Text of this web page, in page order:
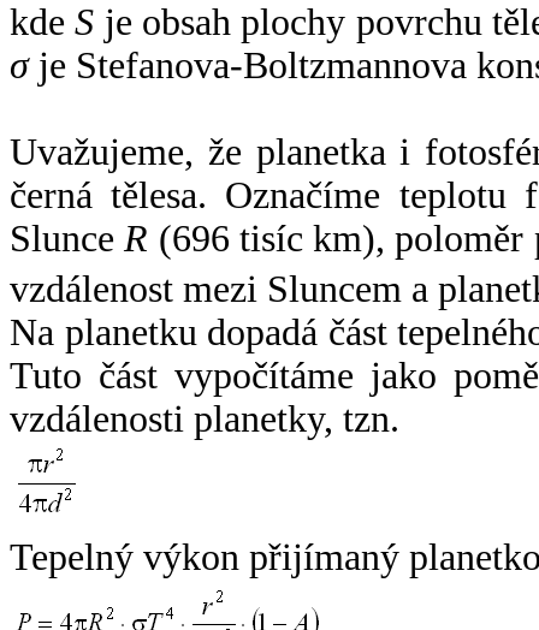
kdeS je obsah plochy povrchu
σje Stefanova-Boltzmannova
Uvažujeme, že planetka i
černá tělesa. Označíme
SlunceR (696 tisíc km),
vzdálenost mezi Sluncem a
Na planetku dopadá část
Tuto část vypočítáme jako
vzdálenosti planetky, tzn.
Tepelný výkon přijímaný